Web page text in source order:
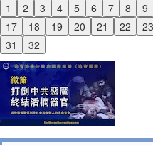
1 2 3 4 5 6 7 8 9
17
18 19 20 21 22 23
31
32
Previous
Next